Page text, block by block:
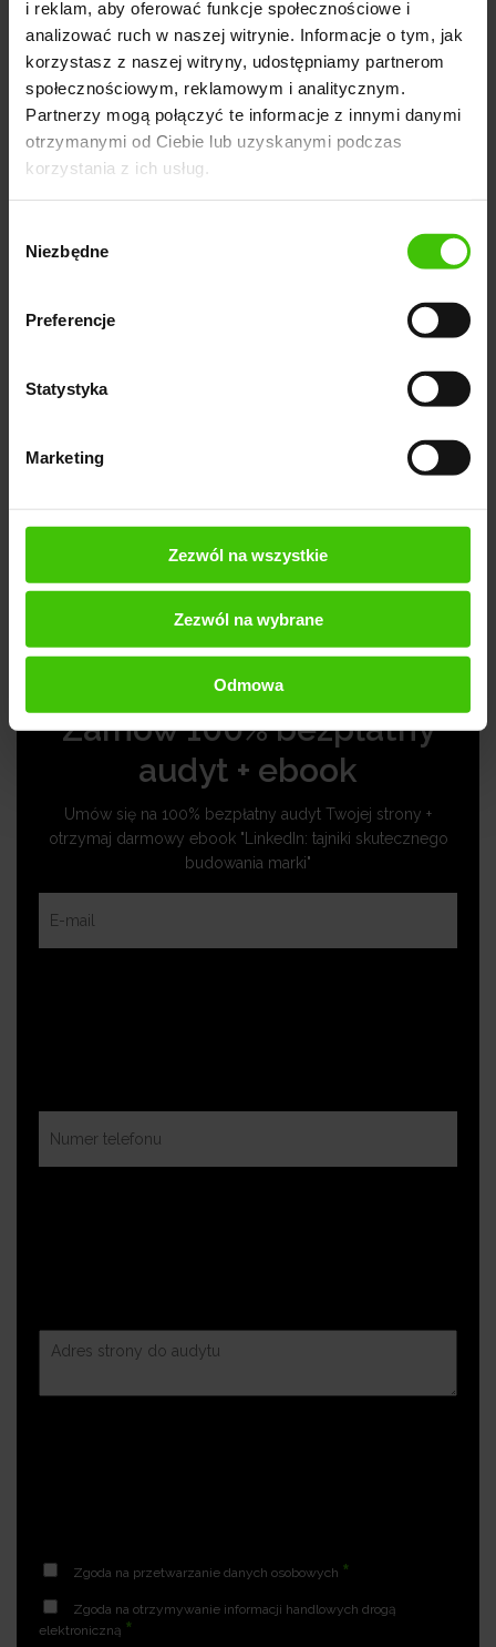
i reklam, aby oferować funkcje społecznościowe i
analizować ruch w naszej witrynie. Informacje o tym, jak
korzystasz z naszej witryny, udostępniamy partnerom
społecznościowym, reklamowym i analitycznym.
Partnerzy mogą połączyć te informacje z innymi danymi
otrzymanymi od Ciebie lub uzyskanymi podczas
korzystania z ich usług.
zgody
Niezbędne
Preferencje
Statystyka
Marketing
Zezwól na wszystkie
Zezwól na wybrane
Odmowa
dostarczanie paczek o wadze do 2,3 kg w ciągu 30
minut. Drony są zdalnie sterowane przez operatorów i
posiadają zaawansowane systemy bezpieczeństwa,
dzięki czemu dostarczanie paczek jest bezpieczne i
efektywne. Projekt Amazon Prime Air jest nadal w
fazie rozwoju, ale już teraz w niektórych regionach na
świecie przeprowadzane są testy dostaw dronami.
Zgodnie z wizją Amazon Prime Air pozwala
zaoszczędzić czas i zmniejszyć koszty, jednocześnie
Podsumowanie
Innowacje i eksperymenty to kluczowy element
strategii Amazon, który pozwala mu utrzymać pozycję
oczekiwać, że firma będzie kontynuować swoją misję
wprowadzania nowych rozwiązań i udoskonalania
Zamów 100% bezpłatny
audyt + ebook
Umów się na 100% bezpłatny audyt Twojej strony +
otrzymaj darmowy ebook "LinkedIn: tajniki skutecznego
budowania marki"
Zgoda na przetwarzanie danych osobowych *
Zgoda na otrzymywanie informacji handlowych drogą
elektroniczną *